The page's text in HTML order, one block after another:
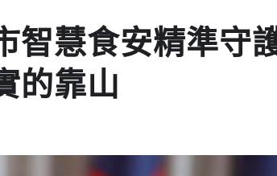
智慧食安精準守
的靠山